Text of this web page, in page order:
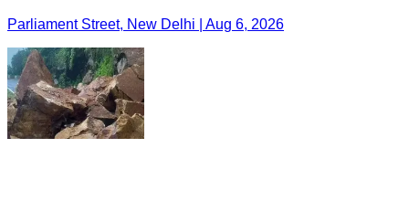
Parliament Street, New Delhi | Aug 6, 2026